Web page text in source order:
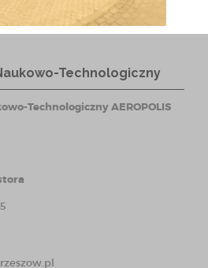
Technologiczny
Technologiczny AEROPOLIS